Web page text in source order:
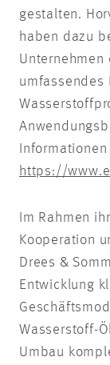
gestalten.
haben dazu
Unternehmen
umfassendes
https://
Im Rahmen
Kooperation
Drees &
Entwicklung
Wasserstoff-
Umbau